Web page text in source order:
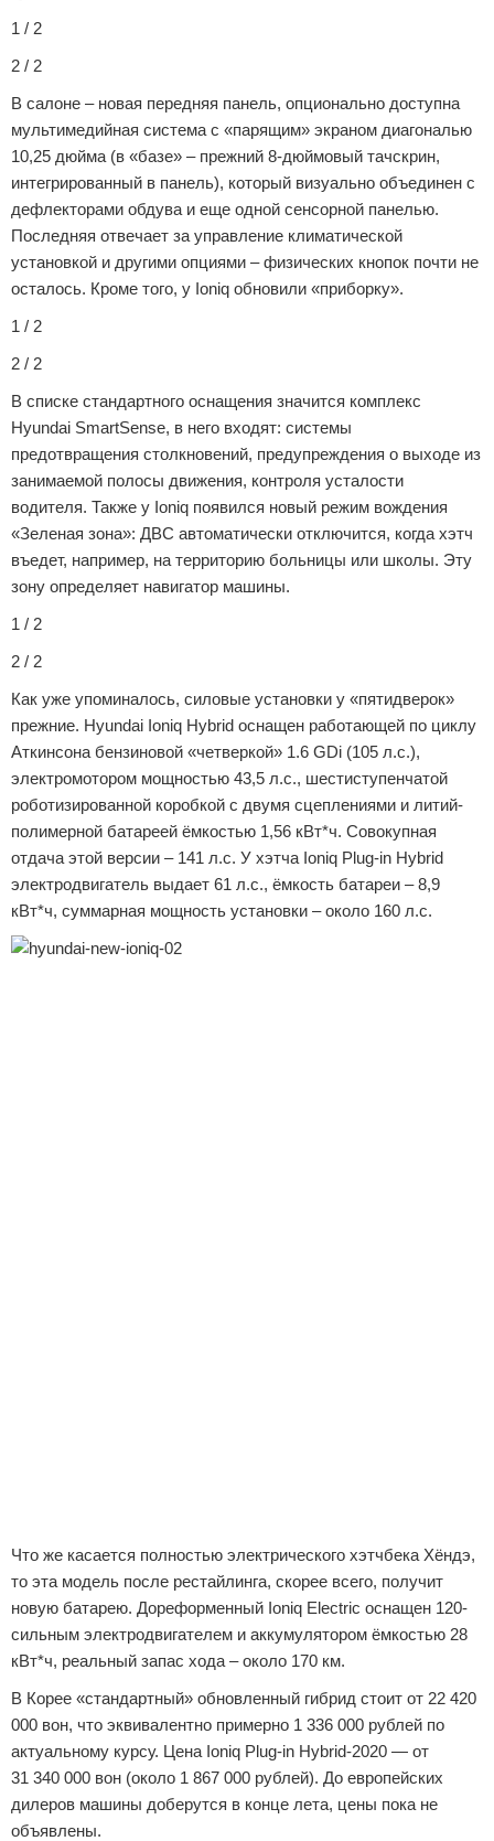
1 / 2
2 / 2
В салоне – новая передняя панель, опционально доступна
мультимедийная система с «парящим» экраном диагональю
10,25 дюйма (в «базе» – прежний 8-дюймовый тачскрин,
интегрированный в панель), который визуально объединен с
дефлекторами обдува и еще одной сенсорной панелью.
Последняя отвечает за управление климатической
установкой и другими опциями – физических кнопок почти не
осталось. Кроме того, у Ioniq обновили «приборку».
1 / 2
2 / 2
В списке стандартного оснащения значится комплекс
Hyundai SmartSense, в него входят: системы
предотвращения столкновений, предупреждения о выходе из
занимаемой полосы движения, контроля усталости
водителя. Также у Ioniq появился новый режим вождения
«Зеленая зона»: ДВС автоматически отключится, когда хэтч
въедет, например, на территорию больницы или школы. Эту
зону определяет навигатор машины.
1 / 2
2 / 2
Как уже упоминалось, силовые установки у «пятидверок»
прежние. Hyundai Ioniq Hybrid оснащен работающей по циклу
Аткинсона бензиновой «четверкой» 1.6 GDi (105 л.с.),
электромотором мощностью 43,5 л.с., шестиступенчатой
роботизированной коробкой с двумя сцеплениями и литий-
полимерной батареей ёмкостью 1,56 кВт*ч. Совокупная
отдача этой версии – 141 л.с. У хэтча Ioniq Plug-in Hybrid
электродвигатель выдает 61 л.с., ёмкость батареи – 8,9
кВт*ч, суммарная мощность установки – около 160 л.с.
Что же касается полностью электрического хэтчбека Хёндэ,
то эта модель после рестайлинга, скорее всего, получит
новую батарею. Дореформенный Ioniq Electric оснащен 120-
сильным электродвигателем и аккумулятором ёмкостью 28
кВт*ч, реальный запас хода – около 170 км.
В Корее «стандартный» обновленный гибрид стоит от 22 420
000 вон, что эквивалентно примерно 1 336 000 рублей по
актуальному курсу. Цена Ioniq Plug-in Hybrid-2020 — от
31 340 000 вон (около 1 867 000 рублей). До европейских
дилеров машины доберутся в конце лета, цены пока не
объявлены.